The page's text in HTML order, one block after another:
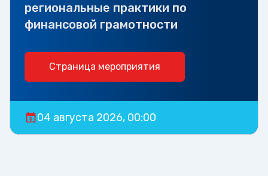
региональные практики по
финансовой грамотности
Страница мероприятия
04 августа 2026, 00:00